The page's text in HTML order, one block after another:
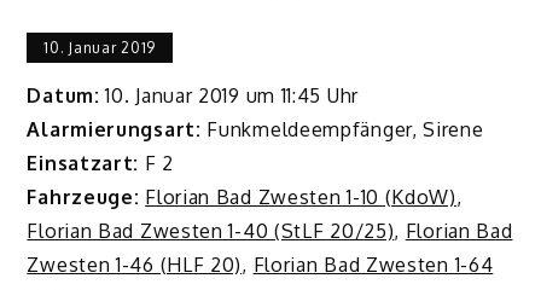
10. Januar 2019
Datum: 10. Januar 2019 um 11:45 Uhr
Alarmierungsart: Funkmeldeempfänger, Sirene
Einsatzart: F 2
Fahrzeuge: Florian Bad Zwesten 1-10 (KdoW),
Florian Bad Zwesten 1-40 (StLF 20/25), Florian Bad
Zwesten 1-46 (HLF 20), Florian Bad Zwesten 1-64